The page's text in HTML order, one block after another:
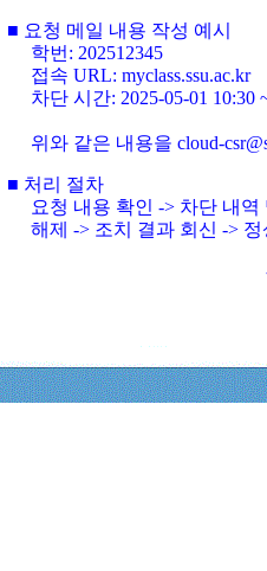
■ 요청 메일 내용 작성 예시
학번: 202512345
접속 URL: myclass.ssu.ac.kr
차단 시간: 2025-05-01 10:30
위와 같은 내용을 cloud-
■ 처리 절차
요청 내용 확인 -> 차단 내
해제 -> 조치 결과 회신 ->